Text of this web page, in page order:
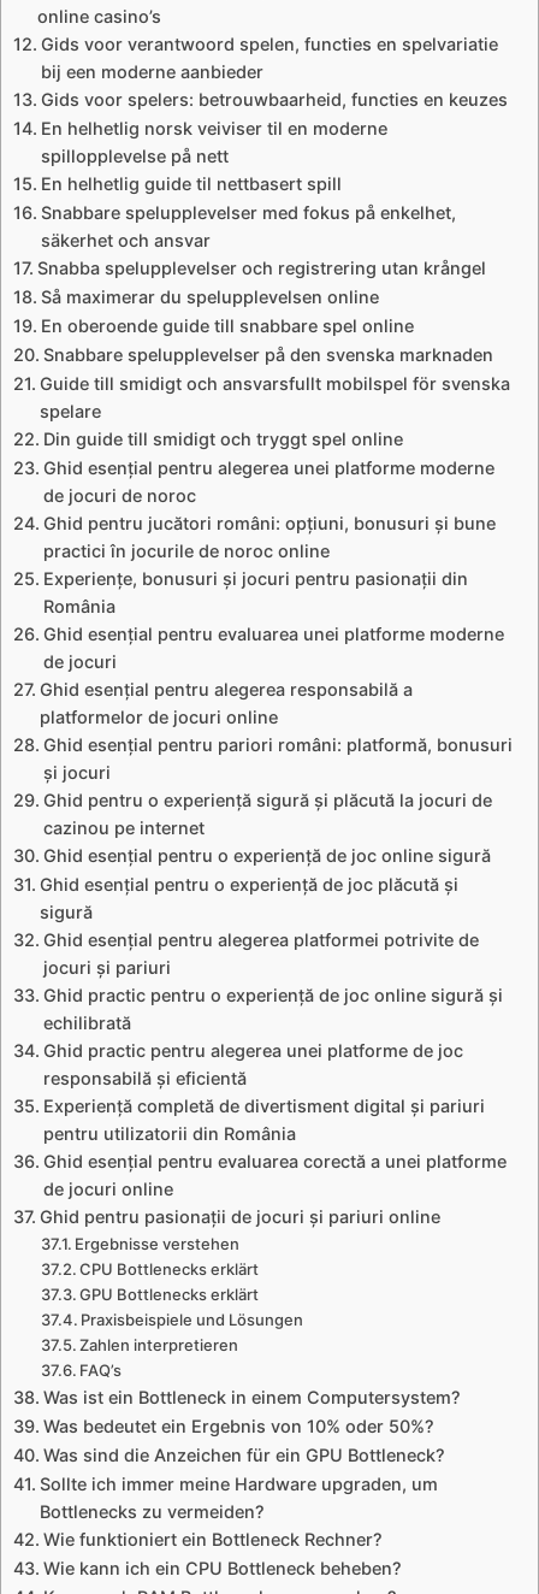
online casino’s
Gids voor verantwoord spelen, functies en spelvariatie
bij een moderne aanbieder
Gids voor spelers: betrouwbaarheid, functies en keuzes
En helhetlig norsk veiviser til en moderne
spillopplevelse på nett
En helhetlig guide til nettbasert spill
Snabbare spelupplevelser med fokus på enkelhet,
säkerhet och ansvar
Snabba spelupplevelser och registrering utan krångel
Så maximerar du spelupplevelsen online
En oberoende guide till snabbare spel online
Snabbare spelupplevelser på den svenska marknaden
Guide till smidigt och ansvarsfullt mobilspel för svenska
spelare
Din guide till smidigt och tryggt spel online
Ghid esențial pentru alegerea unei platforme moderne
de jocuri de noroc
Ghid pentru jucători români: opțiuni, bonusuri și bune
practici în jocurile de noroc online
Experiențe, bonusuri și jocuri pentru pasionații din
România
Ghid esențial pentru evaluarea unei platforme moderne
de jocuri
Ghid esențial pentru alegerea responsabilă a
platformelor de jocuri online
Ghid esențial pentru pariori români: platformă, bonusuri
și jocuri
Ghid pentru o experiență sigură și plăcută la jocuri de
cazinou pe internet
Ghid esențial pentru o experiență de joc online sigură
Ghid esențial pentru o experiență de joc plăcută și
sigură
Ghid esențial pentru alegerea platformei potrivite de
jocuri și pariuri
Ghid practic pentru o experiență de joc online sigură și
echilibrată
Ghid practic pentru alegerea unei platforme de joc
responsabilă și eficientă
Experiență completă de divertisment digital și pariuri
pentru utilizatorii din România
Ghid esențial pentru evaluarea corectă a unei platforme
de jocuri online
Ghid pentru pasionații de jocuri și pariuri online
Ergebnisse verstehen
CPU Bottlenecks erklärt
GPU Bottlenecks erklärt
Praxisbeispiele und Lösungen
Zahlen interpretieren
FAQ’s
Was ist ein Bottleneck in einem Computersystem?
Was bedeutet ein Ergebnis von 10% oder 50%?
Was sind die Anzeichen für ein GPU Bottleneck?
Sollte ich immer meine Hardware upgraden, um
Bottlenecks zu vermeiden?
Wie funktioniert ein Bottleneck Rechner?
Wie kann ich ein CPU Bottleneck beheben?